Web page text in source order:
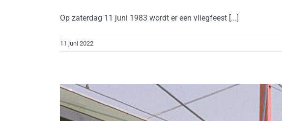
Op zaterdag 11 juni 1983 wordt er een vliegfeest [...]
11 juni 2022